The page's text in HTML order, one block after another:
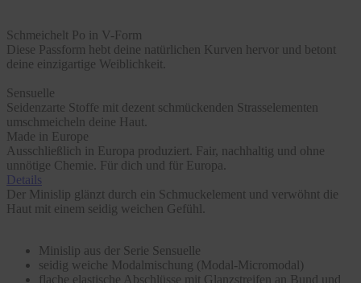
Schmeichelt Po in V-Form
Diese Passform hebt deine natürlichen Kurven hervor und betont
deine einzigartige Weiblichkeit.
Sensuelle
Seidenzarte Stoffe mit dezent schmückenden Strasselementen
umschmeicheln deine Haut.
Made in Europe
Ausschließlich in Europa produziert. Fair, nachhaltig und ohne
unnötige Chemie. Für dich und für Europa.
Details
Der Minislip glänzt durch ein Schmuckelement und verwöhnt die
Haut mit einem seidig weichen Gefühl.
Minislip aus der Serie Sensuelle
seidig weiche Modalmischung (Modal-Micromodal)
flache elastische Abschlüsse mit Glanzstreifen an Bund und